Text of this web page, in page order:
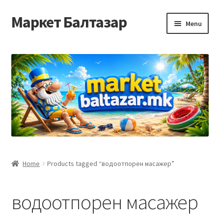
Skip
to
Skip
to
Маркет Балтазар Menu
Checkout
Homepage
Privacy Policy
Корисничка подршка
Home Products tagged “водоотпорен масажер”
водоотпорен масажер